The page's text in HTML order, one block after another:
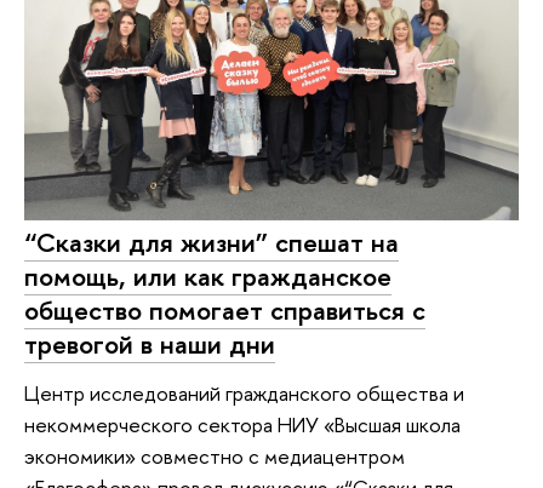
“Сказки для жизни” спешат на
помощь, или как гражданское
общество помогает справиться с
тревогой в наши дни
Центр исследований гражданского общества и
некоммерческого сектора НИУ «Высшая школа
экономики» совместно с медиацентром